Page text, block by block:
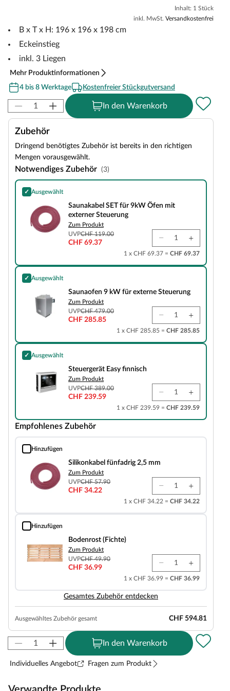
Inhalt: 1 Stück
inkl. MwSt. Versandkostenfrei
B x T x H: 196 x 196 x 198 cm
Eckeinstieg
inkl. 3 Liegen
Mehr Produktinformationen
4 bis 8 Werktage
Kostenfreier Stückgutversand
In den Warenkorb
Zubehör
Dringend benötigtes Zubehör ist bereits in den richtigen
Mengen vorausgewählt.
Notwendiges Zubehör (3)
✓ Ausgewählt
Saunakabel SET für 9kW Öfen mit externer Steuerung
Saunakabel SET für 9kW Öfen mit
externer Steuerung
Zum Produkt
UVPCHF 119.00
CHF 69.37
1 x CHF 69.37 = CHF 69.37
✓ Ausgewählt
Saunaofen 9 kW für externe Steuerung
Saunaofen 9 kW für externe Steuerung
Zum Produkt
UVPCHF 479.00
CHF 285.85
1 x CHF 285.85 = CHF 285.85
✓ Ausgewählt
Steuergerät Easy finnisch
Steuergerät Easy finnisch
Zum Produkt
UVPCHF 389.00
CHF 239.59
1 x CHF 239.59 = CHF 239.59
Empfohlenes Zubehör
Hinzufügen
Silikonkabel fünfadrig 2,5 mm
Silikonkabel fünfadrig 2,5 mm
Zum Produkt
UVPCHF 57.90
CHF 34.22
1 x CHF 34.22 = CHF 34.22
Hinzufügen
Bodenrost (Fichte)
Bodenrost (Fichte)
Zum Produkt
UVPCHF 49.90
CHF 36.99
1 x CHF 36.99 = CHF 36.99
Gesamtes Zubehör entdecken
Ausgewähltes Zubehör gesamt CHF 594.81
In den Warenkorb
Individuelles Angebot Fragen zum Produkt